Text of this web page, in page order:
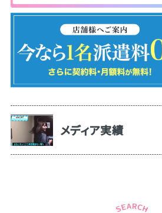
メディア実績